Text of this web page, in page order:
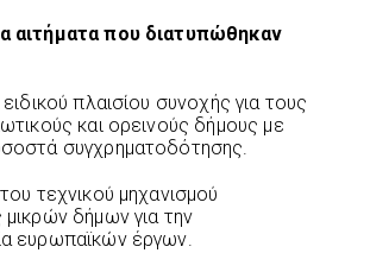
αιτήματα που διατυπώθηκαν
πλαισίου συνοχής για τους
και ορεινούς δήμους με
συγχρηματοδότησης.
τεχνικού μηχανισμού
μικρών δήμων για την
ευρωπαϊκών έργων.